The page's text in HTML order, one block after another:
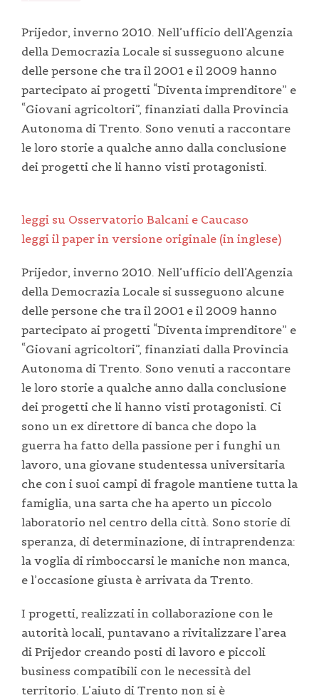
Prijedor, inverno 2010. Nell’ufficio dell’Agenzia
della Democrazia Locale si susseguono alcune
delle persone che tra il 2001 e il 2009 hanno
partecipato ai progetti “Diventa imprenditore” e
“Giovani agricoltori”, finanziati dalla Provincia
Autonoma di Trento. Sono venuti a raccontare
le loro storie a qualche anno dalla conclusione
dei progetti che li hanno visti protagonisti.
leggi su Osservatorio Balcani e Caucaso
leggi il paper in versione originale (in inglese)
Prijedor, inverno 2010. Nell’ufficio dell’Agenzia
della Democrazia Locale si susseguono alcune
delle persone che tra il 2001 e il 2009 hanno
partecipato ai progetti “Diventa imprenditore” e
“Giovani agricoltori”, finanziati dalla Provincia
Autonoma di Trento. Sono venuti a raccontare
le loro storie a qualche anno dalla conclusione
dei progetti che li hanno visti protagonisti. Ci
sono un ex direttore di banca che dopo la
guerra ha fatto della passione per i funghi un
lavoro, una giovane studentessa universitaria
che con i suoi campi di fragole mantiene tutta la
famiglia, una sarta che ha aperto un piccolo
laboratorio nel centro della città. Sono storie di
speranza, di determinazione, di intraprendenza:
la voglia di rimboccarsi le maniche non manca,
e l’occasione giusta è arrivata da Trento.
I progetti, realizzati in collaborazione con le
autorità locali, puntavano a rivitalizzare l’area
di Prijedor creando posti di lavoro e piccoli
business compatibili con le necessità del
territorio. L’aiuto di Trento non si è